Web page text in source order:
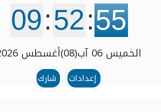
09:52:55
الخميس 06 آب(08)أغسطس 2026
إعدادات
شارك